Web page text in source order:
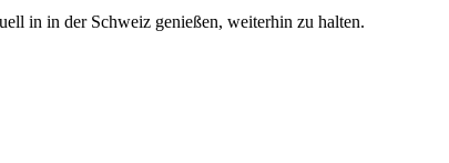
in in der Schweiz genießen, weiterhin zu halten.